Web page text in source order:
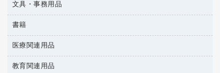
タオル・アメニティ用品
スリッパ・サンダル・シューズ
スポーツ・レジャー用品
典礼用品
帳簿
額縁
各種用紙
背幅が伸びるファイル
統一伝票用ファイル
収納保存用品
万年筆
筆ペン
消しゴム
修正液・修正ペン
修正テープ
文具・事務用品
輪ゴム
両面テープ
名札
保管・整理用品
書籍
雑誌
パソコンソフト
医療関連用品
保健用品
教育関連用品